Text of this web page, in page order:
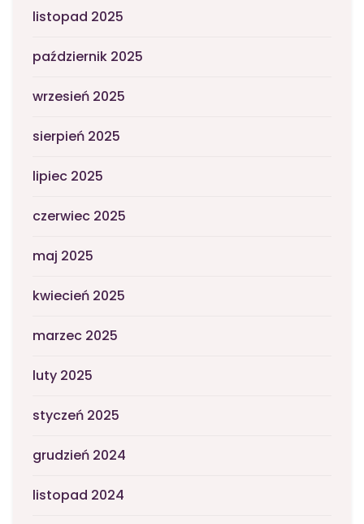
listopad 2025
październik 2025
wrzesień 2025
sierpień 2025
lipiec 2025
czerwiec 2025
maj 2025
kwiecień 2025
marzec 2025
luty 2025
styczeń 2025
grudzień 2024
listopad 2024